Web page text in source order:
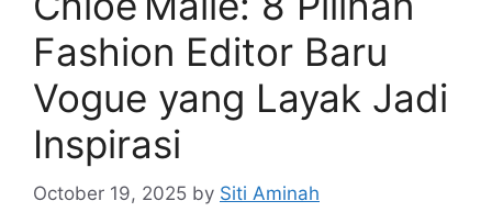
Fashion Editor Baru
Vogue yang Layak Jadi
Inspirasi
October 19, 2025 by Siti Aminah